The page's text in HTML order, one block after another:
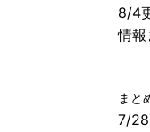
8/4
情報
まと
7/